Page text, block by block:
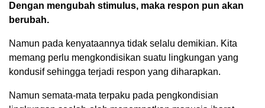
Dengan mengubah stimulus, maka respon pun akan
berubah.
Namun pada kenyataannya tidak selalu demikian. Kita
memang perlu mengkondisikan suatu lingkungan yang
kondusif sehingga terjadi respon yang diharapkan.
Namun semata-mata terpaku pada pengkondisian